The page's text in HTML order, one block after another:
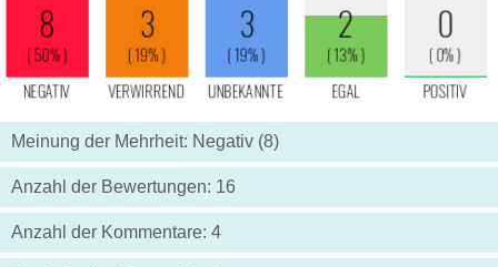
Meinung der Mehrheit: Negativ (8)
Anzahl der Bewertungen: 16
Anzahl der Kommentare: 4